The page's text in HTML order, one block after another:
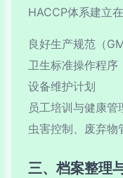
HACCP体系建立
良好生产规范（
卫生标准操作程序
设备维护计划
员工培训与健康管
虫害控制、废弃物
三、档案整理